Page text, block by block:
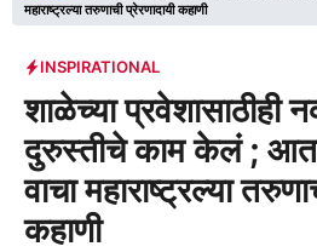
महाराष्ट्रल्या तरुणाची प्रेरणादायी कहाणी
INSPIRATIONAL
शाळेच्या
दुरुस्तीचे काम केलं ;
वाचा महाराष्ट्रल्या
कहाणी